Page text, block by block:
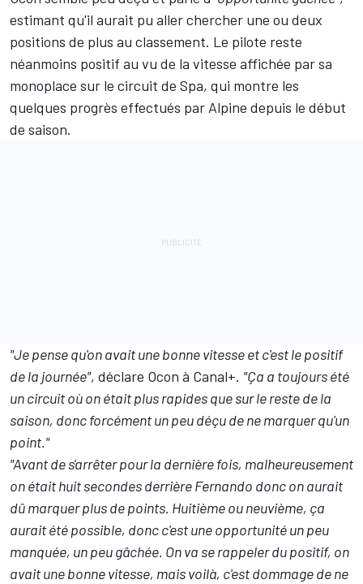
estimant qu'il aurait pu aller chercher une ou deux
positions de plus au classement. Le pilote reste
néanmoins positif au vu de la vitesse affichée par sa
monoplace sur le circuit de Spa, qui montre les
quelques progrès effectués par Alpine depuis le début
de saison.
"Je pense qu'on avait une bonne vitesse et c'est le positif
de la journée", déclare Ocon à Canal+. "Ça a toujours été
un circuit où on était plus rapides que sur le reste de la
saison, donc forcément un peu déçu de ne marquer qu'un
point."
"Avant de s'arrêter pour la dernière fois, malheureusement
on était huit secondes derrière Fernando donc on aurait
dû marquer plus de points. Huitième ou neuvième, ça
aurait été possible, donc c'est une opportunité un peu
manquée, un peu gâchée. On va se rappeler du positif, on
avait une bonne vitesse, mais voilà, c'est dommage de ne